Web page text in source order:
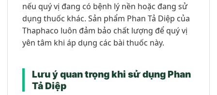
nếu quý vị đang có bệnh lý nền hoặc đang sử
dụng thuốc khác. Sản phẩm Phan Tả Diệp của
Thaphaco luôn đảm bảo chất lượng để quý vị
yên tâm khi áp dụng các bài thuốc này.
Lưu ý quan trọng khi sử dụng Phan
Tả Diệp